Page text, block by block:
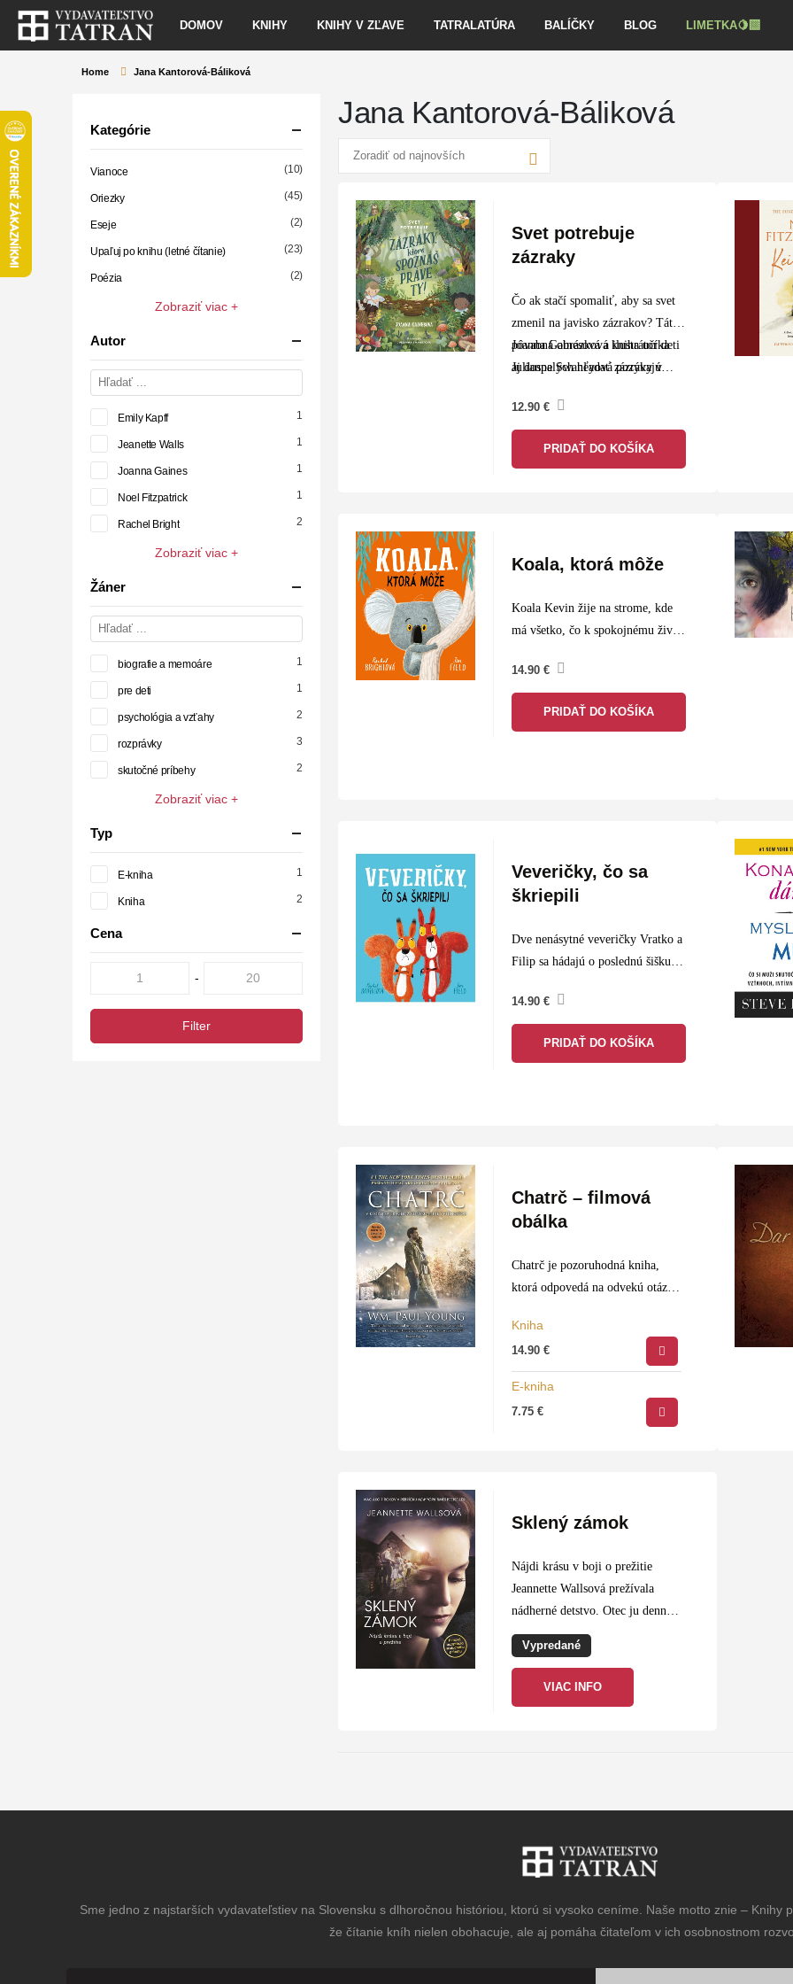
DOMOV KNIHY KNIHY V ZĽAVE TATRALATÚRA BALÍČKY BLOG LIMETKA🍋‍🟩
Home Jana Kantorová-Báliková
Jana Kantorová-Báliková
Svet potrebuje
zázraky
Čo ak stačí spomaliť, aby sa svet
zmenil na javisko zázrakov? Táto
pôvabná obrázková kniha učí deti
aj dospelých hľadať zázraky v
Joanna Gainesová a ilustrátorka
Julianna Swaneyová pozývajú…
12.90€
PRIDAŤ DO KOŠÍKA
Koala, ktorá môže
Koala Kevin žije na strome, kde
má všetko, čo k spokojnému životu
listy a spí. Nechce skúsiť nič nové
a svet tam dole ho desí,…
14.90€
PRIDAŤ DO KOŠÍKA
Veveričky, čo sa
škriepili
Dve nenásytné veveričky Vratko a
Filip sa hádajú o poslednú šišku
zásoby, druhá pre vlastnú
nezodpovednosť nemá nič a je
hladná. V škriepke prekonajú
14.90€
PRIDAŤ DO KOŠÍKA
Chatrč – filmová
obálka
Chatrč je pozoruhodná kniha,
ktorá odpovedá na odvekú otázku
prečo nespraví poriadok s
bolesťou a zlom tohto sveta? Na
túto otázku odpovedá Young so
Kniha
14.90€
E-kniha
7.75€
Sklený zámok
Nájdi krásu v boji o prežitie
Jeannette Wallsová prežívala
nádherné detstvo. Otec ju denne
unášal do rozprávkového sveta, k
nohám jej kládol hviezdy z neba
Vypredané
VIAC INFO
Kategórie
Vianoce (10)
Oriezky (45)
Eseje (2)
Upaľuj po knihu (letné čítanie) (23)
Poézia (2)
Zobraziť viac +
Autor
Emily Kapff 1
Jeanette Walls 1
Joanna Gaines 1
Noel Fitzpatrick 1
Rachel Bright 2
Zobraziť viac +
Žáner
biografie a memoáre 1
pre deti 1
psychológia a vzťahy 2
rozprávky 3
skutočné príbehy 2
Zobraziť viac +
Typ
E-kniha 1
Kniha 2
Cena
-
Filter
Sme jedno z najstarších vydavateľstiev na Slovensku s dlhoročnou históriou, ktorú si vysoko ceníme. Naše motto znie – Knihy
že čítanie kníh nielen obohacuje, ale aj pomáha čitateľom v ich osobnostnom